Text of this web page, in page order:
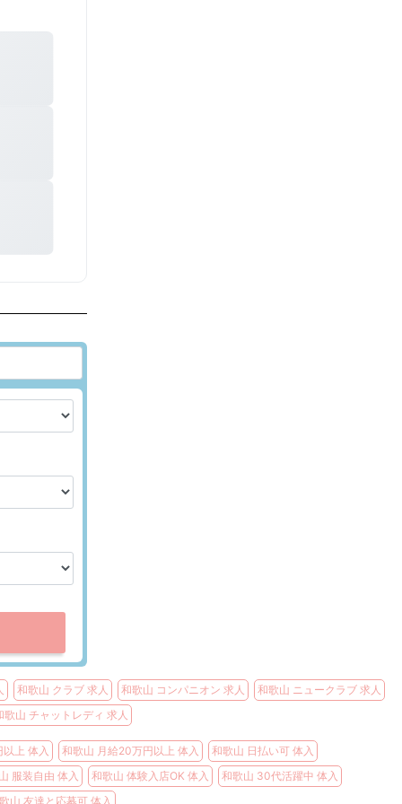
和歌山 クラブ 求人 和歌山 コンパニオン 求人
和歌山 ニュークラブ 求人
歌山 チャットレディ 求人
上 体入 和歌山 月給20万円以上 体入
和歌山 日払い可 体入
服装自由 体入 和歌山 体験入店OK 体入
和歌山 30代活躍中 体入
山 友達と応募可 体入